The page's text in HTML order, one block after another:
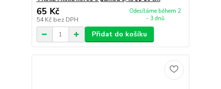
65 Kč
54 Kč bez DPH
Odesíláme během 2
- 3 dnů
Přidat do košíku